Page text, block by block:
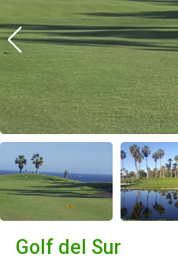
Golf del Sur